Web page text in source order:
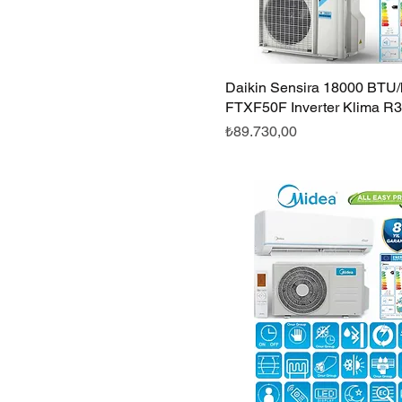
Hızlı Bakış
Daikin Sensira 18000 BTU/
FTXF50F Inverter Klima
Fiyat
₺89.730,00